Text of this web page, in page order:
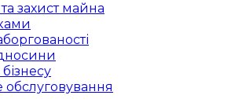
захист майна
обслуговування